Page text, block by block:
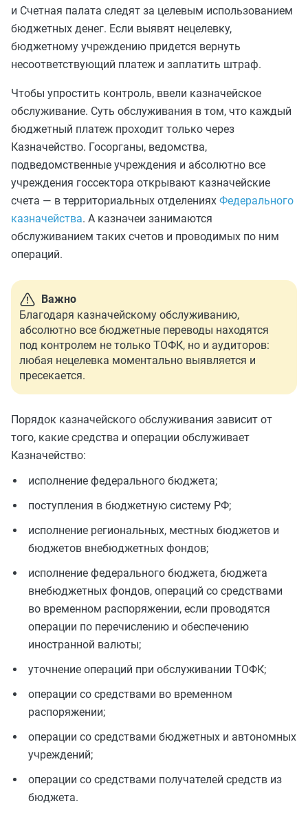
и Счетная палата следят за целевым использованием
бюджетных денег. Если выявят нецелевку,
бюджетному учреждению придется вернуть
несоответствующий платеж и заплатить штраф.
Чтобы упростить контроль, ввели казначейское
обслуживание. Суть обслуживания в том, что каждый
бюджетный платеж проходит только через
Казначейство. Госорганы, ведомства,
подведомственные учреждения и абсолютно все
учреждения госсектора открывают казначейские
счета — в территориальных отделениях Федерального
казначейства. А казначеи занимаются
обслуживанием таких счетов и проводимых по ним
операций.
Важно
Благодаря казначейскому обслуживанию,
абсолютно все бюджетные переводы находятся
под контролем не только ТОФК, но и аудиторов:
любая нецелевка моментально выявляется и
пресекается.
Порядок казначейского обслуживания зависит от
того, какие средства и операции обслуживает
Казначейство:
исполнение федерального бюджета;
поступления в бюджетную систему РФ;
исполнение региональных, местных бюджетов и
бюджетов внебюджетных фондов;
исполнение федерального бюджета, бюджета
внебюджетных фондов, операций со средствами
во временном распоряжении, если проводятся
операции по перечислению и обеспечению
иностранной валюты;
уточнение операций при обслуживании ТОФК;
операции со средствами во временном
распоряжении;
операции со средствами бюджетных и автономных
учреждений;
операции со средствами получателей средств из
бюджета.